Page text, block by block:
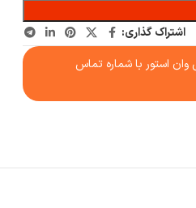
اشتراک گذاری:
استور با شماره تماس